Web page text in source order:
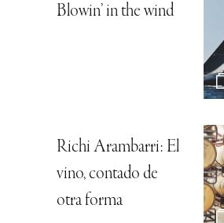
Blowin’ in the wind
Richi Arambarri: El
vino, contado de
otra forma